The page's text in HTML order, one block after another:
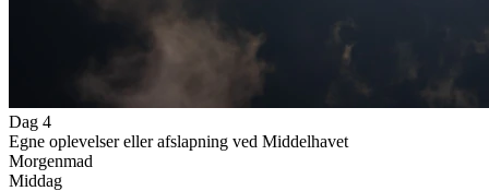
Dag 4
Egne oplevelser eller afslapning ved Middelhavet
Morgenmad
Middag